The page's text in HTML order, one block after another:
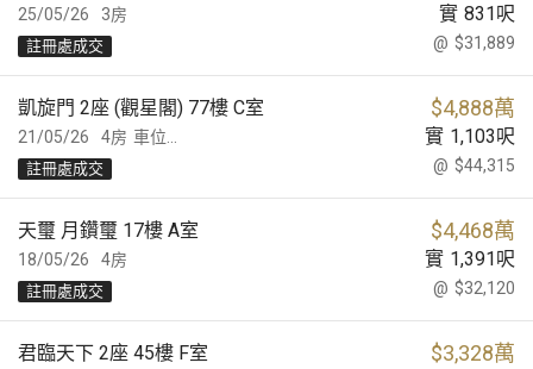
25/05/26 實 831 呎
3房
@ $31,889
註冊處成交
21/05/26
凱旋門 2座 (觀星閣) 77樓 C室 $4,888萬
車位... 實 1,103呎
4房
@ $44,315
註冊處成交
18/05/26
天璽 月鑽璽 17樓 A室 $4,468萬
實 1,391 呎
4房
@ $32,120
註冊處成交
君臨天下 2座 45樓 F室 $3,328萬